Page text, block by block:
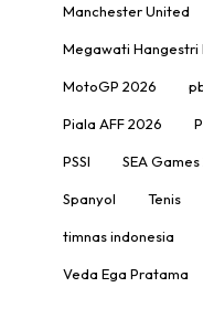
Manchester United
Megawati Hangestri
MotoGP 2026
Piala AFF 2026
PSSI SEA
Spanyol Tenis
timnas indonesia
Veda Ega Pratama